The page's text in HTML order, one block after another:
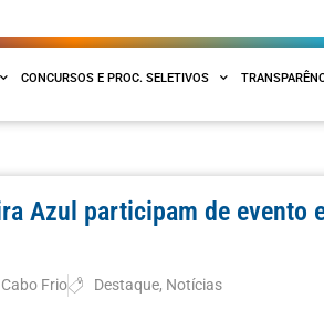
CONCURSOS E PROC. SELETIVOS
Azul participam de evento
Frio Destaque, Notícias